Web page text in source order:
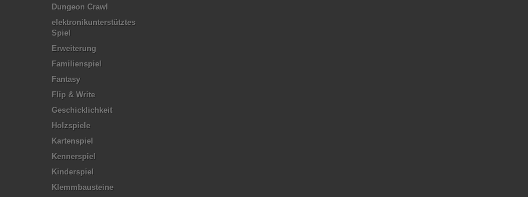
Dungeon Crawl
elektronikunterstütztes
Spiel
Erweiterung
Familienspiel
Fantasy
Flip & Write
Geschicklichkeit
Holzspiele
Kartenspiel
Kennerspiel
Kinderspiel
Klemmbausteine